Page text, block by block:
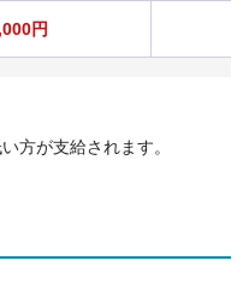
円
方が支給されます。